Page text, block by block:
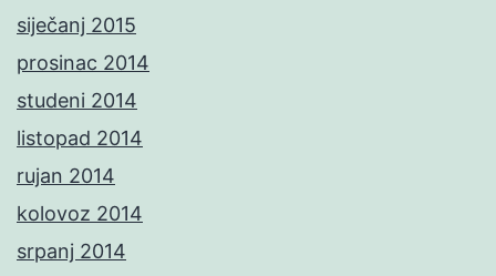
siječanj 2015
prosinac 2014
studeni 2014
listopad 2014
rujan 2014
kolovoz 2014
srpanj 2014